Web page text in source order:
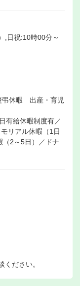
,日祝:10時00分～
休暇 出産・育児
有給休暇制度有／
リアル休暇（1日
（2～5日）／ドナ
ださい。